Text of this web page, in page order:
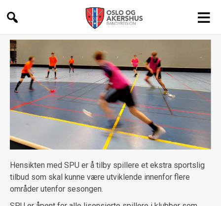
Oslo
akershus
Hensikten med SPU er å tilby spillere et ekstra sportslig
tilbud som skal kunne være utviklende innenfor flere
områder utenfor sesongen.